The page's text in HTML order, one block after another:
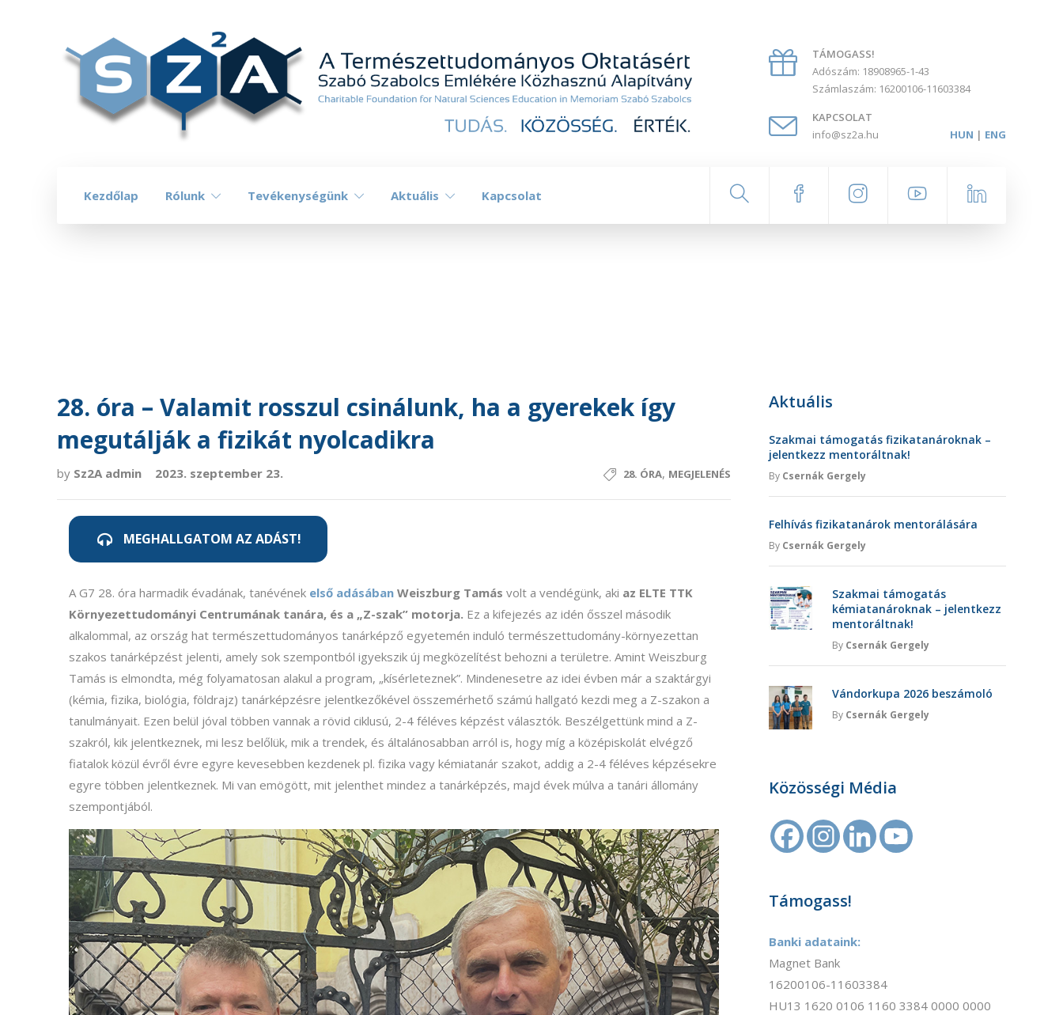
TÁMOGASS!
Adószám: 18908965-1-43
Számlaszám: 16200106-11603384
KAPCSOLAT
info@sz2a.hu
HUN | ENG
Kezdőlap Rólunk Tevékenységünk Aktuális Kapcsolat
28. óra – Valamit rosszul csinálunk, ha a gyerekek így
megutálják a fizikát nyolcadikra
by Sz2A admin 2023. szeptember 23. 28. ÓRA, MEGJELENÉS
MEGHALLGATOM AZ ADÁST!
A G7 28. óra harmadik évadának, tanévének első adásában Weiszburg Tamás volt a vendégünk, aki az ELTE TTK
Környezettudományi Centrumának tanára, és a „Z-szak” motorja. Ez a kifejezés az idén ősszel második
alkalommal, az ország hat természettudományos tanárképző egyetemén induló természettudomány-környezettan
szakos tanárképzést jelenti, amely sok szempontból igyekszik új megközelítést behozni a területre. Amint Weiszburg
Tamás is elmondta, még folyamatosan alakul a program, „kísérleteznek”. Mindenesetre az idei évben már a szaktárgyi
(kémia, fizika, biológia, földrajz) tanárképzésre jelentkezőkével összemérhető számú hallgató kezdi meg a Z-szakon a
tanulmányait. Ezen belül jóval többen vannak a rövid ciklusú, 2-4 féléves képzést választók. Beszélgettünk mind a Z-
szakról, kik jelentkeznek, mi lesz belőlük, mik a trendek, és általánosabban arról is, hogy míg a középiskolát elvégző
fiatalok közül évről évre egyre kevesebben kezdenek pl. fizika vagy kémiatanár szakot, addig a 2-4 féléves képzésekre
egyre többen jelentkeznek. Mi van emögött, mit jelenthet mindez a tanárképzés, majd évek múlva a tanári állomány
szempontjából.
Aktuális
Szakmai támogatás fizikatanároknak –
jelentkezz mentoráltnak!
By Csernák Gergely
Felhívás fizikatanárok mentorálására
By Csernák Gergely
Szakmai támogatás
kémiatanároknak – jelentkezz
mentoráltnak!
By Csernák Gergely
Vándorkupa 2026 beszámoló
By Csernák Gergely
Közösségi Média
Támogass!
Banki adataink:
Magnet Bank
16200106-11603384
HU13 1620 0106 1160 3384 0000 0000